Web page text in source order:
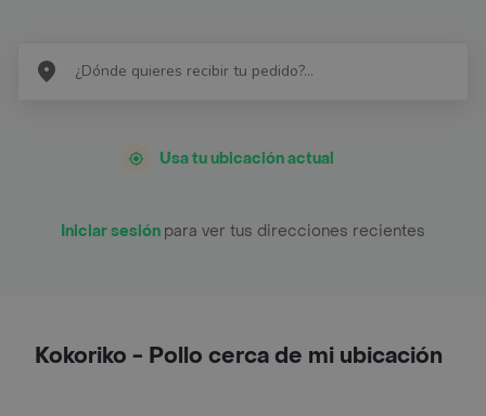
Usa tu ubicación actual
Iniciar sesión para ver tus direcciones recientes
Kokoriko - Pollo cerca de mi ubicación